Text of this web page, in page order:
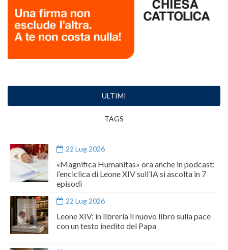
ULTIMI
TAGS
22 Lug 2026
«Magnifica Humanitas» ora anche in podcast:
l’enciclica di Leone XIV sull’IA si ascolta in 7
episodi
22 Lug 2026
Leone XIV: in libreria il nuovo libro sulla pace
con un testo inedito del Papa